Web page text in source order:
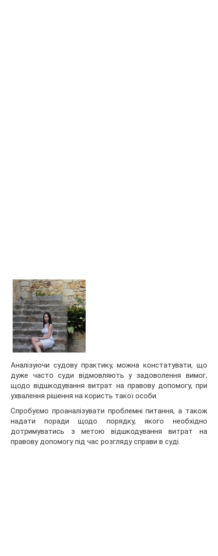
Аналізуючи судову практику, можна констатувати, що
дуже часто суди відмовляють у задоволення вимог,
щодо відшкодування витрат на правову допомогу, при
ухвалення рішення на користь такої особи.
Спробуємо проаналізувати проблемні питання, а також
надати поради щодо порядку, якого необхідно
дотримуватись з метою відшкодування витрат на
правову допомогу під час розгляду справи в суді.